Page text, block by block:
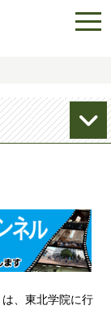
は、東北学院に行